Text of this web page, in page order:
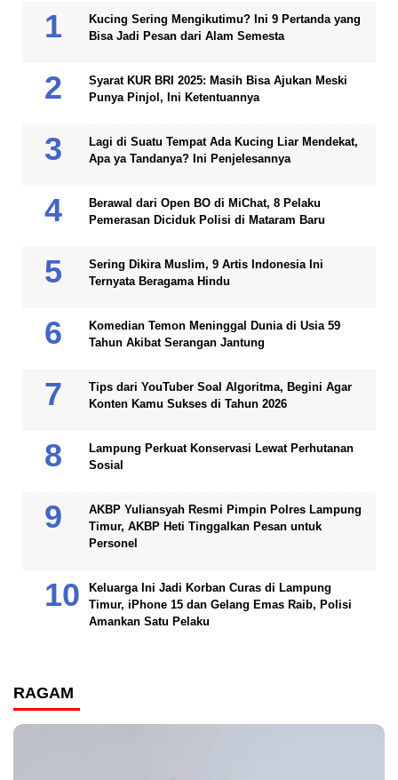
Kucing Sering Mengikutimu? Ini 9 Pertanda yang
Bisa Jadi Pesan dari Alam Semesta
Syarat KUR BRI 2025: Masih Bisa Ajukan Meski
Punya Pinjol, Ini Ketentuannya
Lagi di Suatu Tempat Ada Kucing Liar Mendekat,
Apa ya Tandanya? Ini Penjelesannya
Berawal dari Open BO di MiChat, 8 Pelaku
Pemerasan Diciduk Polisi di Mataram Baru
Sering Dikira Muslim, 9 Artis Indonesia Ini
Ternyata Beragama Hindu
Komedian Temon Meninggal Dunia di Usia 59
Tahun Akibat Serangan Jantung
Tips dari YouTuber Soal Algoritma, Begini Agar
Konten Kamu Sukses di Tahun 2026
Lampung Perkuat Konservasi Lewat Perhutanan
Sosial
AKBP Yuliansyah Resmi Pimpin Polres Lampung
Timur, AKBP Heti Tinggalkan Pesan untuk
Personel
Keluarga Ini Jadi Korban Curas di Lampung
Timur, iPhone 15 dan Gelang Emas Raib, Polisi
Amankan Satu Pelaku
RAGAM